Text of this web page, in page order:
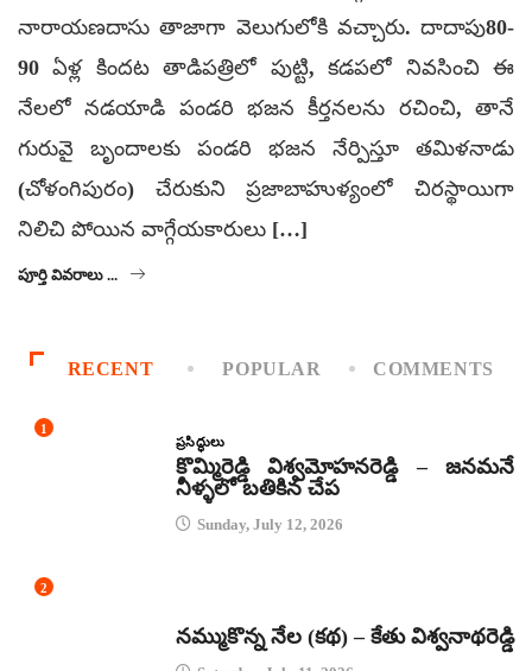
నారాయణదాసు తాజాగా వెలుగులోకి వచ్చారు. దాదాపు80-
90 ఏళ్ల కిందట తాడిపత్రిలో పుట్టి, కడపలో నివసించి ఈ
నేలలో నడయాడి పండరి భజన కీర్తనలను రచించి, తానే
గురువై బృందాలకు పండరి భజన నేర్పిస్తూ తమిళనాడు
(చోళంగిపురం) చేరుకుని ప్రజాబాహుళ్యంలో చిరస్థాయిగా
నిలిచి పోయిన వాగ్గేయకారులు […]
పూర్తి వివరాలు ...
RECENT POPULAR COMMENTS
1
ప్రసిద్ధులు
కొమ్మిరెడ్డి విశ్వమోహనరెడ్డి – జనమనే
నీళ్ళలో బతికిన చేప
Sunday, July 12, 2026
2
నమ్ముకొన్న నేల (కథ) – కేతు విశ్వనాథరెడ్డి